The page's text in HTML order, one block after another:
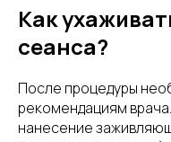
Как
сеанса?
После процедуры
рекомендациям
нанесение